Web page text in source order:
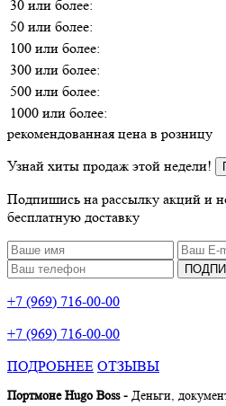
30 или более:
50 или более:
100 или более:
300 или более:
500 или более:
1000 или более:
рекомендованная цена в розницу
Узнай хиты продаж этой недели!
Подпишись на рассылку акций и
бесплатную доставку
+7 (969) 716-00-00
+7 (969) 716-00-00
ПОДРОБНЕЕ ОТЗЫВЫ
Портмоне Hugo Boss- Деньги,